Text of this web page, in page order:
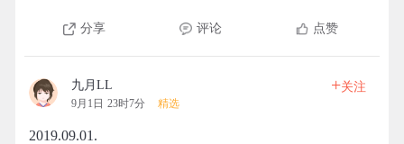
分享 评论 点赞
九月LL
9月1日 23时7分 精选
+关注
2019.09.01.